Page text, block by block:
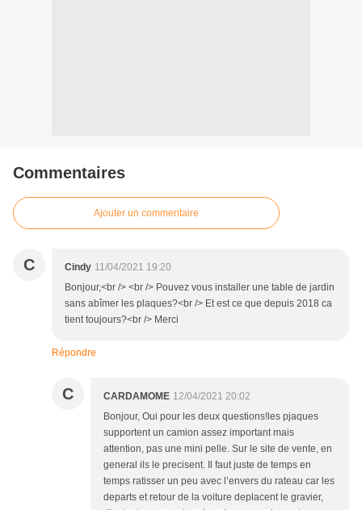
Commentaires
Ajouter un commentaire
C Cindy 11/04/2021 19:20
Bonjour,<br /> <br /> Pouvez vous installer une table de jardin
sans abîmer les plaques?<br /> Et est ce que depuis 2018 ca
tient toujours?<br /> Merci
Répondre
C CARDAMOME 12/04/2021 20:02
Bonjour, Oui pour les deux questions!les pjaques
supportent un camion assez important mais
attention, pas une mini pelle. Sur le site de vente, en
general ils le precisent. Il faut juste de temps en
temps ratisser un peu avec l’envers du rateau car les
departs et retour de la voiture deplacent le gravier,